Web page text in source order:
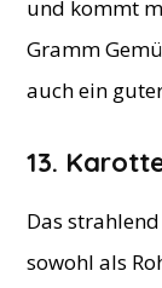
und kommt
Gramm
auch ein
13.
Das
sowohl als